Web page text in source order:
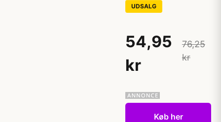
UDSALG
54,95
kr
76,25
kr
Køb her